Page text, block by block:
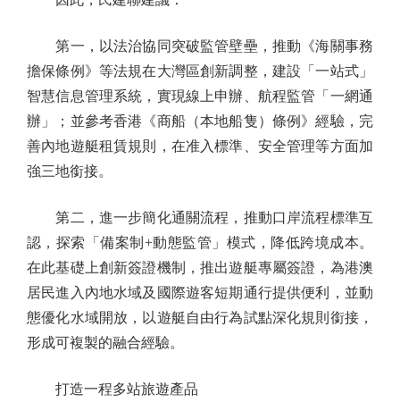
第一，以法治協同突破監管壁壘，推動《海關事務
擔保條例》等法規在大灣區創新調整，建設「一站式」
智慧信息管理系統，實現線上申辦、航程監管「一網通
辦」；並參考香港《商船（本地船隻）條例》經驗，完
善內地遊艇租賃規則，在准入標準、安全管理等方面加
強三地銜接。
第二，進一步簡化通關流程，推動口岸流程標準互
認，探索「備案制+動態監管」模式，降低跨境成本。
在此基礎上創新簽證機制，推出遊艇專屬簽證，為港澳
居民進入內地水域及國際遊客短期通行提供便利，並動
態優化水域開放，以遊艇自由行為試點深化規則銜接，
形成可複製的融合經驗。
打造一程多站旅遊產品